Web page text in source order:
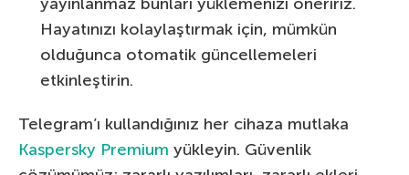
Hayatınızı kolaylaştırmak için, mümkün
olduğunca otomatik güncellemeleri
etkinleştirin.
Telegram’ı kullandığınız her cihaza mutlaka
Kaspersky Premium yükleyin. Güvenlik